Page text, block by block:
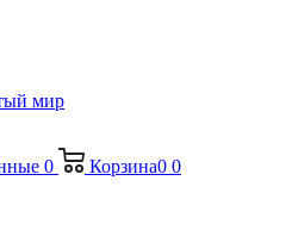
0 Корзина0 0